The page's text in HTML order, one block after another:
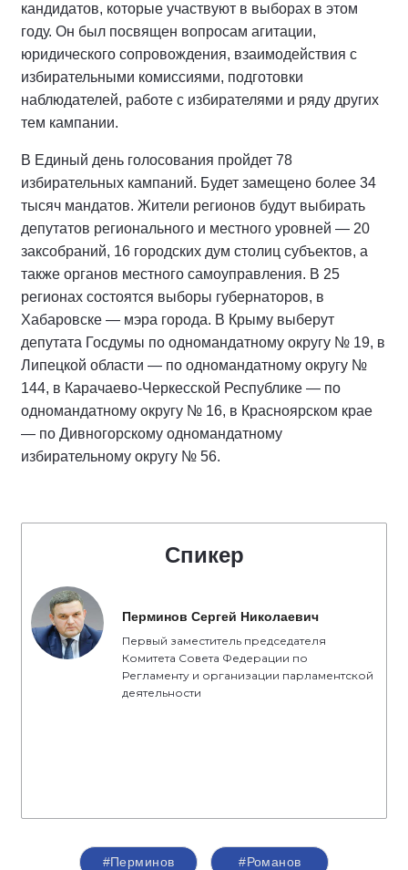
кандидатов, которые участвуют в выборах в этом
году. Он был посвящен вопросам агитации,
юридического сопровождения, взаимодействия с
избирательными комиссиями, подготовки
наблюдателей, работе с избирателями и ряду других
тем кампании.
В Единый день голосования пройдет 78
избирательных кампаний. Будет замещено более 34
тысяч мандатов. Жители регионов будут выбирать
депутатов регионального и местного уровней — 20
заксобраний, 16 городских дум столиц субъектов, а
также органов местного самоуправления. В 25
регионах состоятся выборы губернаторов, в
Хабаровске — мэра города. В Крыму выберут
депутата Госдумы по одномандатному округу № 19, в
Липецкой области — по одномандатному округу №
144, в Карачаево-Черкесской Республике — по
одномандатному округу № 16, в Красноярском крае
— по Дивногорскому одномандатному
избирательному округу № 56.
Спикер
Перминов Сергей Николаевич
Первый заместитель председателя
Комитета Совета Федерации по
Регламенту и организации парламентской
деятельности
#Перминов #Романов